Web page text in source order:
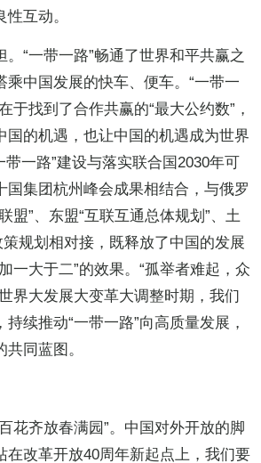
互动。
。“一带一路”畅通了世界和平共赢之
乘中国发展的快车、便车。“一带一
于找到了合作共赢的“最大公约数”，
国的机遇，也让中国的机遇成为世界
带一路”建设与落实联合国2030年可
国集团杭州峰会成果相结合，与俄罗
盟”、东盟“互联互通总体规划”、土
策规划相对接，既释放了中国的发展
一大于二”的效果。“孤举者难起，众
界大发展大变革大调整时期，我们
续推动“一带一路”向高质量发展，
同蓝图。
花齐放春满园”。中国对外开放的脚
在改革开放40周年新起点上，我们要